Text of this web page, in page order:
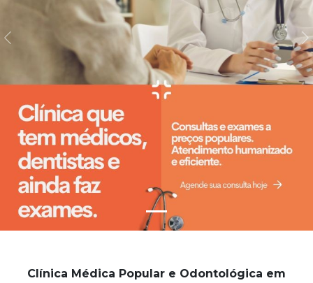
Previous
Clínica Médica Popular e Odontológica em